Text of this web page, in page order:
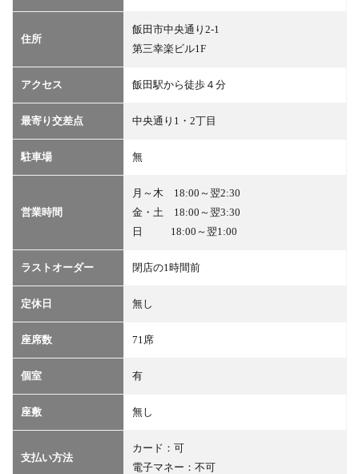
住所
飯田市中央通り2-1
第三幸楽ビル1F
アクセス 飯田駅から徒歩４分
最寄り交差点 中央通り1・2丁目
駐車場 無
営業時間
月～木 18:00～翌2:30
金・土 18:00～翌3:30
日 18:00～翌1:00
ラストオーダー 閉店の1時間前
定休日 無し
座席数 71席
個室 有
座敷 無し
支払い方法
カード：可
電子マネー：不可